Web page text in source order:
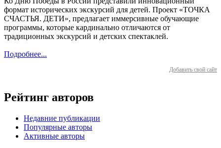
формат исторических экскурсий для детей. Проект «ТОЧКА
СЧАСТЬЯ. ДЕТИ», предлагает иммерсивные обучающие
программы, которые кардинально отличаются от
традиционных экскурсий и детских спектаклей.
Подробнее...
Добавить свой сайт
Рейтинг авторов
Недавние публикации
Популярные авторы
Активные авторы